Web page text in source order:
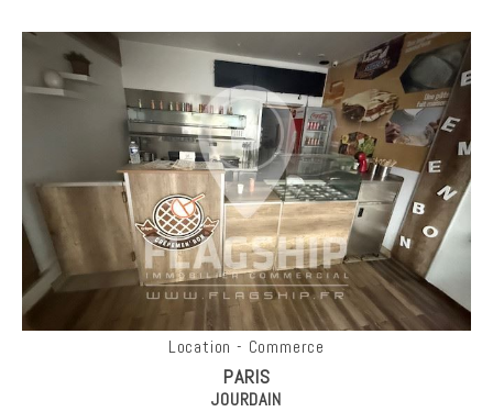
Location - Commerce
PARIS
JOURDAIN